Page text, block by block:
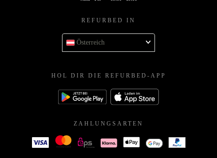
REFURBED IN
Österreich
HOL DIR DIE REFURBED-APP
ZAHLUNGSARTEN